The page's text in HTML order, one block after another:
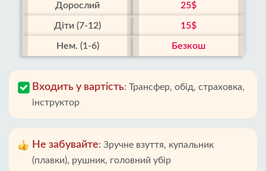
Дорослий 25$
Діти (7-12) 15$
Нем. (1-6) Безкош
Входить у вартість: Трансфер, обід, страховка,
інструктор
Не забувайте: Зручне взуття, купальник
(плавки), рушник, головний убір